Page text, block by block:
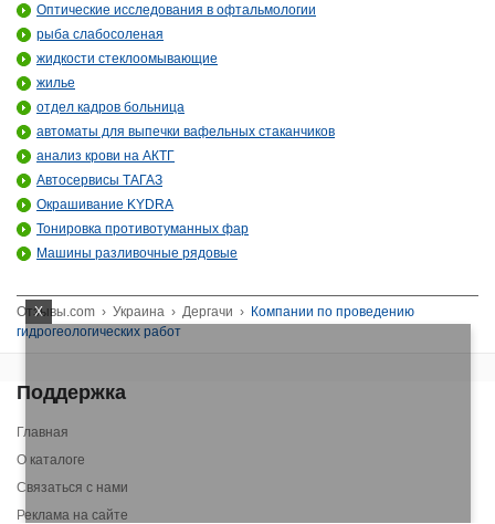
X
Оптические исследования в офтальмологии
рыба слабосоленая
жидкости стеклоомывающие
жилье
отдел кадров больница
автоматы для выпечки вафельных стаканчиков
анализ крови на АКТГ
Автосервисы ТАГАЗ
Окрашивание KYDRA
Тонировка противотуманных фар
Машины разливочные рядовые
Отзывы.com › Украина › Дергачи › Компании по проведению
гидрогеологических работ
Поддержка
Главная
О каталоге
Связаться с нами
Реклама на сайте